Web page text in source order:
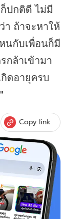
ปกติดี ไม่มี
า ถ้าจะหาให้
นกับเพื่อนก็มี
กล้าเข้ามา
ดอายุครบ
Copy link